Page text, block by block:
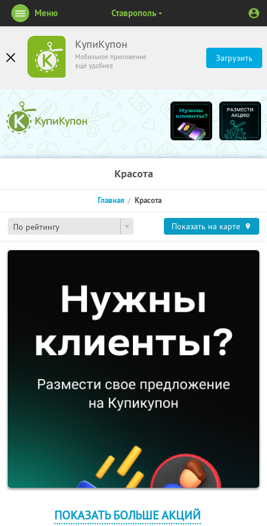
КупиКупон
Мобильное приложение
ещё удобнее
Загрузить
Меню Ставрополь
Красота
По рейтингу
Главная Красота
Показать на карте
ПОКАЗАТЬ БОЛЬШЕ АКЦИЙ